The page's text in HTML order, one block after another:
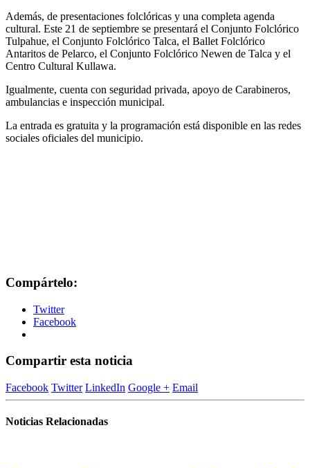
Además, de presentaciones folclóricas y una completa agenda
cultural. Este 21 de septiembre se presentará el Conjunto Folclórico
Tulpahue, el Conjunto Folclórico Talca, el Ballet Folclórico
Antaritos de Pelarco, el Conjunto Folclórico Newen de Talca y el
Centro Cultural Kullawa.
Igualmente, cuenta con seguridad privada, apoyo de Carabineros,
ambulancias e inspección municipal.
La entrada es gratuita y la programación está disponible en las redes
sociales oficiales del municipio.
Compártelo:
Twitter
Facebook
Compartir esta noticia
Facebook Twitter LinkedIn Google + Email
Noticias Relacionadas